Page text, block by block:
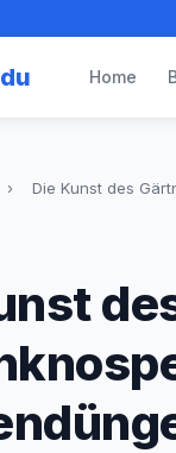
Home
› Die Kunst des